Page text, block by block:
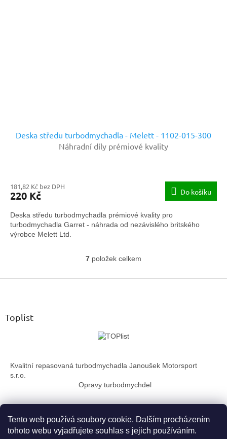
Tento web používá soubory cookie. Dalším procházením
tohoto webu vyjadřujete souhlas s jejich používáním.
Deska středu turbodmychadla - Melett - 1102-015-300
Náhradní díly prémiové kvality
181,82 Kč bez DPH
220 Kč Do košíku
Deska středu turbodmychadla prémiové kvality pro
turbodmychadla Garret - náhrada od nezávislého britského
výrobce Melett Ltd.
O
l
p
k
v
ý
p
i
s
u
7 položek celkem
Toplist
Kvalitní repasovaná turbodmychadla Janoušek Motorsport
s.r.o.
Opravy turbodmychdel